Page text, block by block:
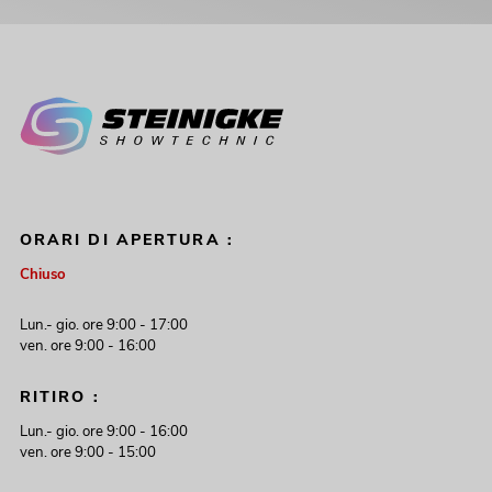
ORARI DI APERTURA :
Chiuso
Lun.- gio. ore 9:00 - 17:00
ven. ore 9:00 - 16:00
RITIRO :
Lun.- gio. ore 9:00 - 16:00
ven. ore 9:00 - 15:00